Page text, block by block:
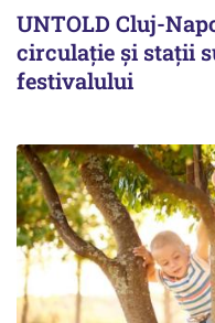
UNTOLD Cluj-
circulație și stații
festivalului